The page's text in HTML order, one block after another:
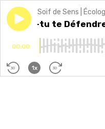
Play episode82. Sais-tu te
Soif de Sens |
Sais-tu te
00:00
30 1x 30